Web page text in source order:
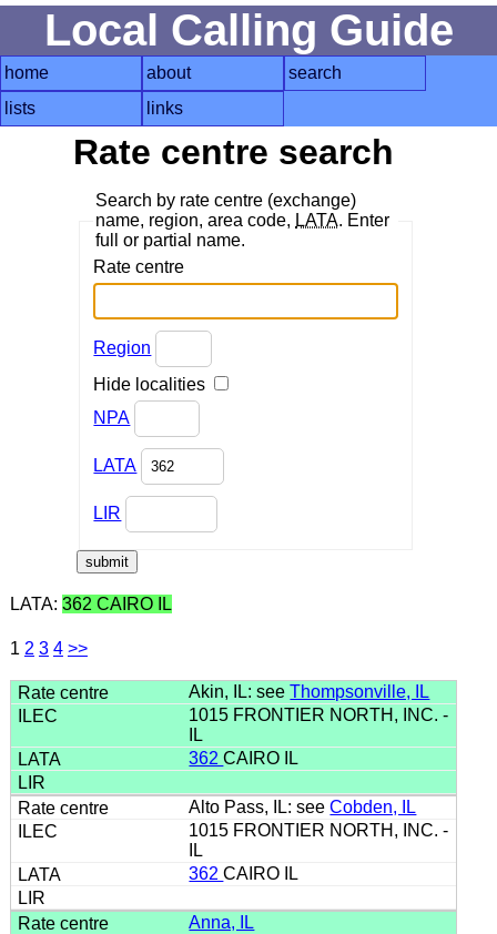
Local Calling Guide
home about
search
lists
links
Rate centre search
Search by rate centre (exchange)
name, region, area code, LATA. Enter
full or partial name.
Rate centre
Region
Hide localities
NPA
LATA
LIR
LATA: 362 CAIRO IL
1 2 3 4 >>
Akin, IL: seeThompsonville, IL
1015 FRONTIER NORTH, INC. -
IL
362CAIRO IL
Alto Pass, IL: seeCobden, IL
1015 FRONTIER NORTH, INC. -
IL
362CAIRO IL
Anna, IL